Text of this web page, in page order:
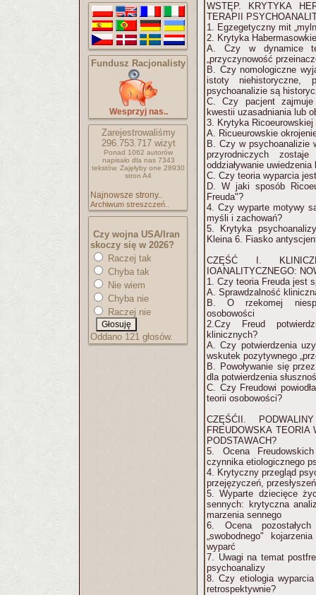
Fundusz Racjonalisty
Wesprzyj nas..
Zarejestrowaliśmy
296.753.717wizyt
Ponad 1062 autorów
napisało dla nas 7343
tekstów. Zajęłyby one 28930
stron A4
Najnowsze strony..
Archiwum streszczeń..
Czy wojna USA/Iran
skoczy się w 2026?
Raczej tak
Chyba tak
Nie wiem
Chyba nie
Raczej nie
Oddano 121 głosów.
WSTĘP. KRYTYKA
TERAPII
1. Egzegetyczny mit
2. Krytyka
A. Czy w dynamice
„przyczynowość
B. Czy nomologiczne
istoty niehistoryczne,
psychoanalizie są
C. Czy pacjent zajmuje
kwestii uzasadniania lub
3. Krytyka
A. Ricueurowskie
B. Czy w psychoanalizie
przyrodniczych
oddziaływanie
C. Czy teoria wyparcia
D. W jaki sposób
Freuda"?
4. Czy wyparte motywy
myśli i zachowań?
5. Krytyka
Kleina 6. Fiasko
CZĘŚĆ I.
IOANALITYCZNEGO:
1. Czy teoria Freuda jest
A. Sprawdzalność
B. O rzekomej
osobowości
2.Czy Freud
klinicznych?
A. Czy potwierdzenia
wskutek pozytywnego
B. Powoływanie się
dla potwierdzenia
C. Czy Freudowi
teorii osobowości?
CZĘŚĆII.
FREUDOWSKA TEORIA
PODSTAWACH?
5. Ocena
czynnika etiologicznego
4. Krytyczny przegląd
przejęzyczeń,
5. Wyparte dziecięce
sennych: krytyczna
marzenia sennego
6. Ocena
„swobodnego"
wyparć
7. Uwagi na temat
psychoanalizy
8. Czy etiologia
retrospektywnie?